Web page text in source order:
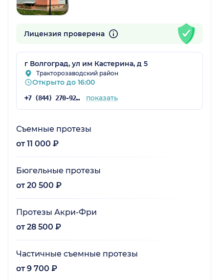
Лицензия проверена
г Волгоград, ул им Кастерина, д 5
Тракторозаводский район
Открыто до 16:00
+7 (844) 270-92-01 показать
Съемные протезы
от 11 000 ₽
Бюгельные протезы
от 20 500 ₽
Протезы Акри-Фри
от 28 500 ₽
Частичные съемные протезы
от 9 700 ₽